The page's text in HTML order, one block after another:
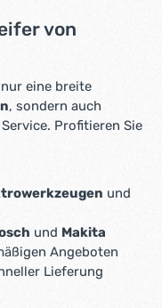
von
eine breite
, sondern auch
Profitieren Sie
und
und Makita
Angeboten
Lieferung